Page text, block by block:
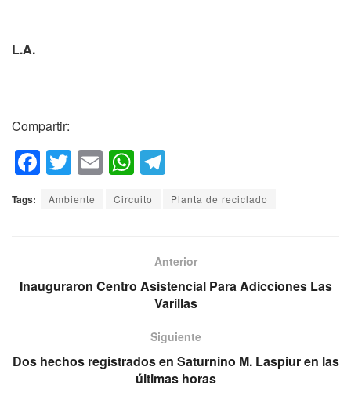
L.A.
Compartir:
F
a
c
o
T
wi
tt
E
m
ail
W
h
at
p
el
e
a
m
Tags: Ambiente Circuito Planta de reciclado
Anterior
Inauguraron Centro Asistencial Para Adicciones Las
Varillas
Siguiente
Dos hechos registrados en Saturnino M. Laspiur en las
últimas horas